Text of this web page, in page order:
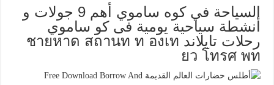
السياحة في كوه ساموي أهم 9 جولات و
أنشطة سياحية يومية فى كو ساموي
رحلات تايلاند ชายหาด สถานท ท องเท
ยว โทรศ พท